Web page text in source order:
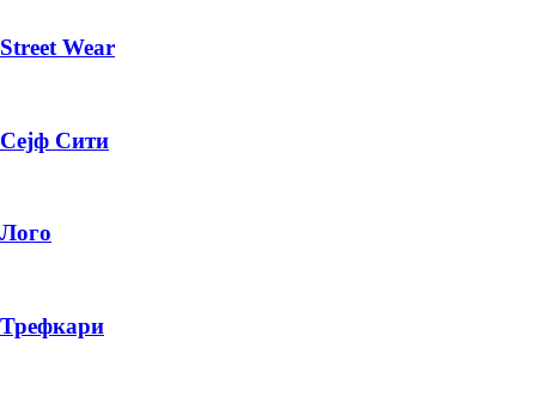
Street Wear
Сејф Сити
Лого
Трефкари